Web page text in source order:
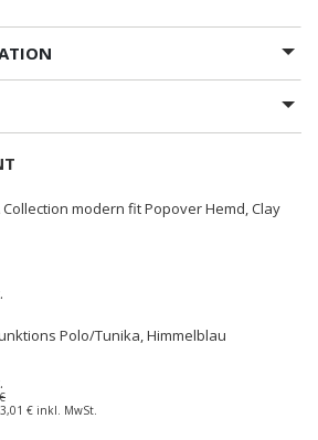
modern fit Popover Hemd, Clay
Polo/Tunika, Himmelblau
€ inkl. MwSt.